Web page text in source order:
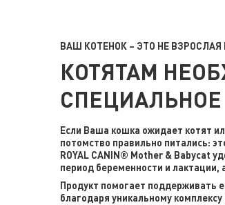
ВАШ КОТЕНОК – ЭТО НЕ
КОТЯТАМ
Если Ваша кошка ожидает котят
потомство правильно питались:
ROYAL CANIN® Mother & Babycat
период беременности и лактации,
Продукт помогает поддерживать
благодаря уникальному